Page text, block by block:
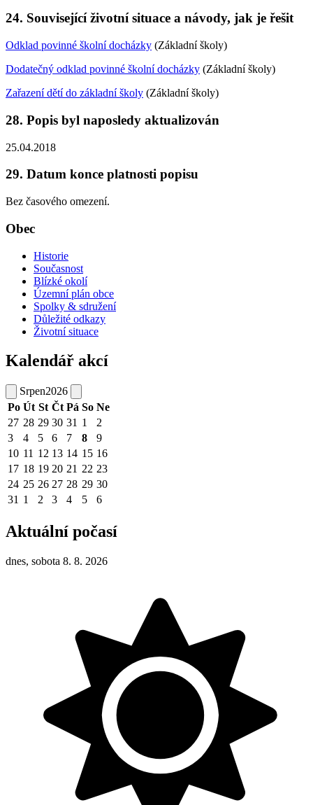
24. Související životní situace a návody, jak je řešit
Odklad povinné školní docházky (Základní školy)
Dodatečný odklad povinné školní docházky (Základní školy)
Zařazení dětí do základní školy (Základní školy)
28. Popis byl naposledy aktualizován
25.04.2018
29. Datum konce platnosti popisu
Bez časového omezení.
Obec
Historie
Současnost
Blízké okolí
Územní plán obce
Spolky & sdružení
Důležité odkazy
Životní situace
Kalendář akcí
Srpen2026
Po Út St Čt Pá So Ne
27 28 29 30 31 1
2
3
4 5 6 7 8
9
10 11 12 13 14 15 16
17 18 19 20 21 22 23
24 25 26 27 28 29 30
31 1 2 3 4 5 6
Aktuální počasí
dnes, sobota 8. 8. 2026